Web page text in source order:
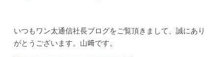
いつもワン太通信社長ブログをご覧頂きまして、誠にあり
がとうございます。山﨑です。